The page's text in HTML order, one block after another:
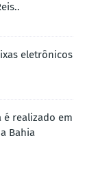
eletrônicos
é realizado em
Bahia